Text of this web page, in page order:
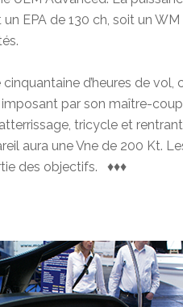
EPA de 130 ch, soit un
d’heures de vol,
imposant par son maître-
tricycle et
aura une Vne de 200 Kt.
des objectifs. ♦♦♦